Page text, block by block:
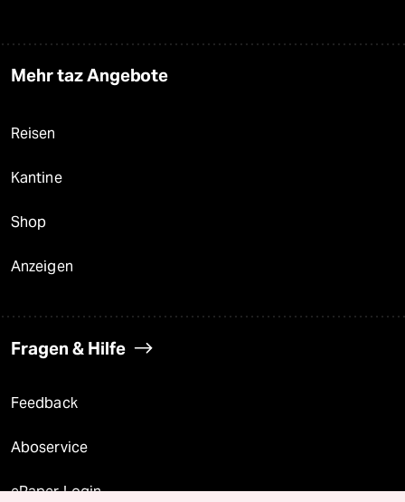
Mehr taz Angebote
Reisen
Kantine
Shop
Anzeigen
Fragen & Hilfe
Feedback
Aboservice
ePaper Login